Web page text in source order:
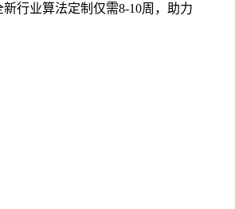
行业算法定制仅需8-10周，助力